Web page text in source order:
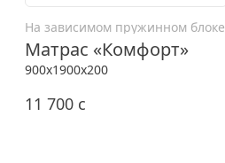
На зависимом пружинном блоке
Матрас «Комфорт»
900x1900x200
11 700 c